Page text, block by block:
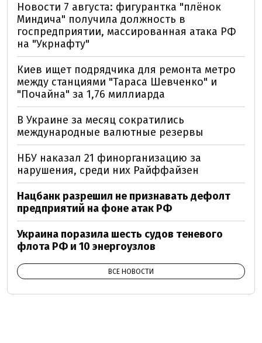
Новости 7 августа: фигурантка "плёнок
Миндича" получила должность в
госпредприятии, массированная атака РФ
на "Укрнафту"
Киев ищет подрядчика для ремонта метро
между станциями "Тараса Шевченко" и
"Почайна" за 1,76 миллиарда
В Украине за месяц сократились
международные валютные резервы
НБУ наказал 21 финорганизацию за
нарушения, среди них Райффайзен
Нацбанк разрешил не признавать дефолт
предприятий на фоне атак РФ
Украина поразила шесть судов теневого
флота РФ и 10 энергоузлов
ВСЕ НОВОСТИ